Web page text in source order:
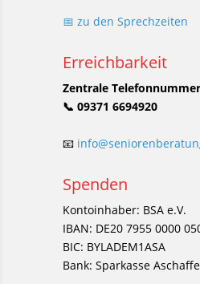
📅 zu den Sprechzeiten
Erreichbarkeit
Zentrale Telefonnummer
📞 09371 6694920
📧
Spenden
Kontoinhaber: BSA e.V.
IBAN: DE20 7955 0000
BIC: BYLADEM1ASA
Bank: Sparkasse